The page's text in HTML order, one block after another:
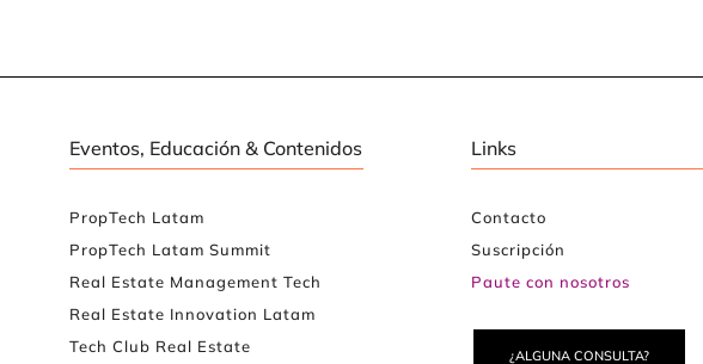
Eventos, Educación & Contenidos
PropTech Latam
PropTech Latam Summit
Real Estate Management Tech
Real Estate Innovation Latam
Tech Club Real Estate
Links
Contacto
Suscripción
Paute con nosotros
¿ALGUNA CONSULTA?